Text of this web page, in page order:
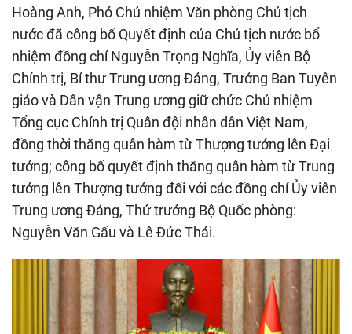
Hoàng Anh, Phó Chủ nhiệm Văn phòng Chủ tịch
nước đã công bố Quyết định của Chủ tịch nước bổ
nhiệm đồng chí Nguyễn Trọng Nghĩa, Ủy viên Bộ
Chính trị, Bí thư Trung ương Đảng, Trưởng Ban Tuyên
giáo và Dân vận Trung ương giữ chức Chủ nhiệm
Tổng cục Chính trị Quân đội nhân dân Việt Nam,
đồng thời thăng quân hàm từ Thượng tướng lên Đại
tướng; công bố quyết định thăng quân hàm từ Trung
tướng lên Thượng tướng đối với các đồng chí Ủy viên
Trung ương Đảng, Thứ trưởng Bộ Quốc phòng:
Nguyễn Văn Gấu và Lê Đức Thái.